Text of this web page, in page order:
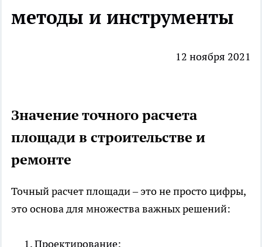
методы и инструменты
12 ноября 2021
Значение точного расчета
площади в строительстве и
ремонте
Точныйрасчет площади– это не просто цифры,
это основа для множества важных решений:
Проектирование: